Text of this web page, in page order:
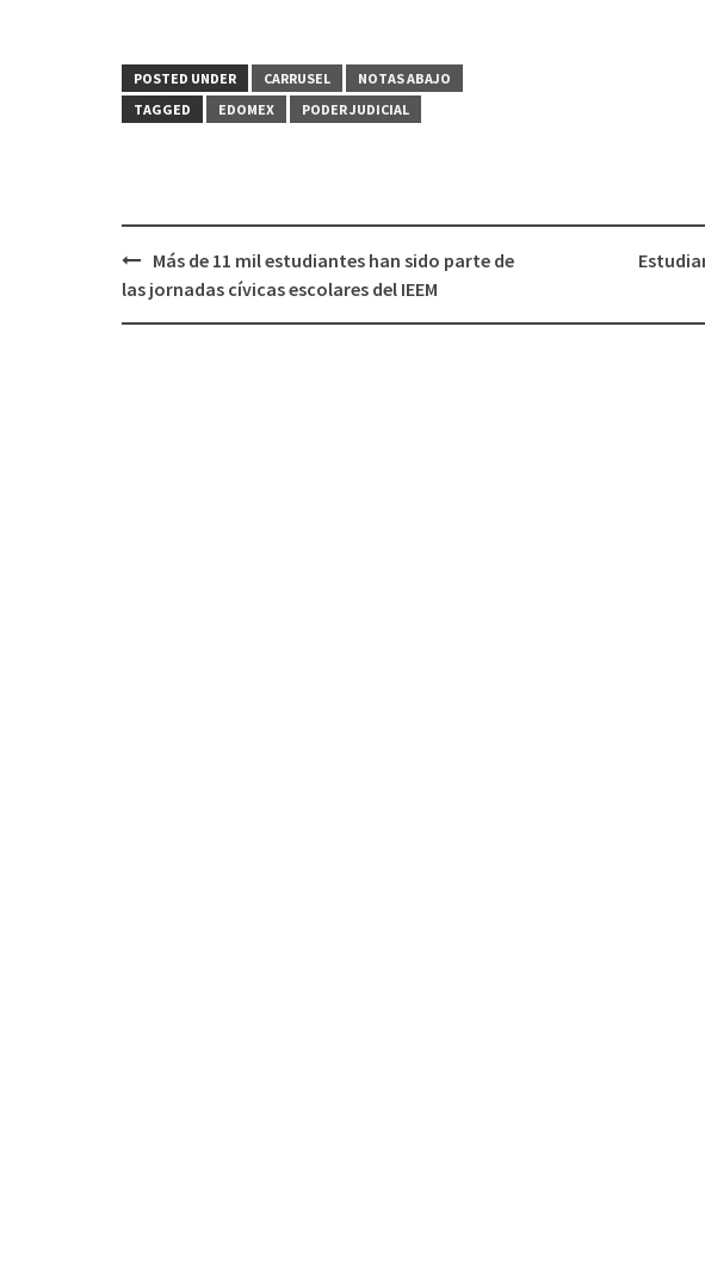
POSTED UNDER CARRUSEL
NOTAS ABAJO
TAGGED
EDOMEX PODER JUDICIAL
Post
navigation
Más de 11 mil estudiantes han sido parte de
las jornadas cívicas escolares del IEEM